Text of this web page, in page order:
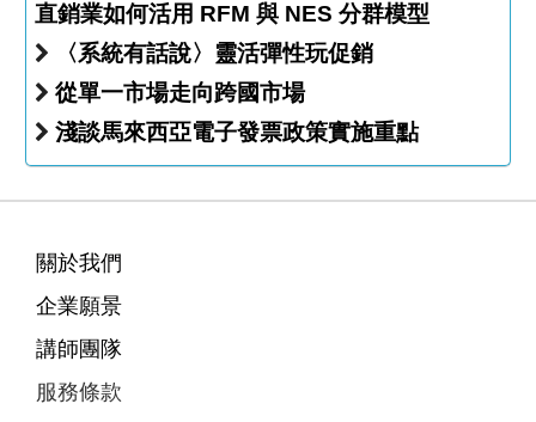
直銷業如何活用 RFM 與 NES 分群模型
〈系統有話說〉靈活彈性玩促銷
從單一市場走向跨國市場
淺談馬來西亞電子發票政策實施重點
關於我們
企業願景
講師團隊
服務條款